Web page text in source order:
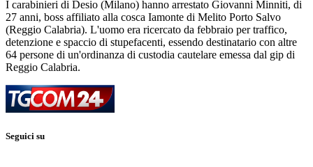
I carabinieri di Desio (Milano) hanno arrestato Giovanni Minniti, di
27 anni, boss affiliato alla cosca Iamonte di Melito Porto Salvo
(Reggio Calabria). L'uomo era ricercato da febbraio per traffico,
detenzione e spaccio di stupefacenti, essendo destinatario con altre
64 persone di un'ordinanza di custodia cautelare emessa dal gip di
Reggio Calabria.
Seguici su